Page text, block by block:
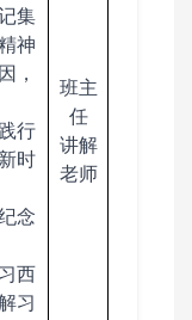
集
神
，
行
时
念
西
习
班主
任
讲解
老师